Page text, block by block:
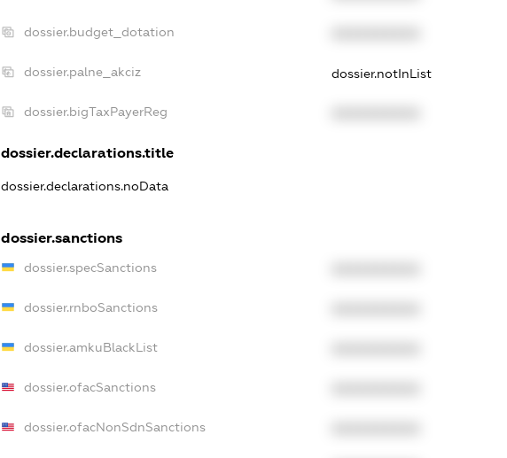
dossier.budget_dotation
dossier.palne_akciz dossier.notInList
dossier.bigTaxPayerReg
dossier.declarations.title
dossier.declarations.noData
dossier.sanctions
dossier.specSanctions
dossier.rnboSanctions
dossier.amkuBlackList
dossier.ofacSanctions
dossier.ofacNonSdnSanctions